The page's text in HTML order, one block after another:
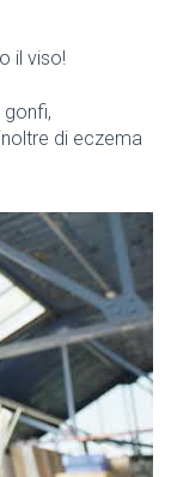
il viso!
gonfi,
di eczema